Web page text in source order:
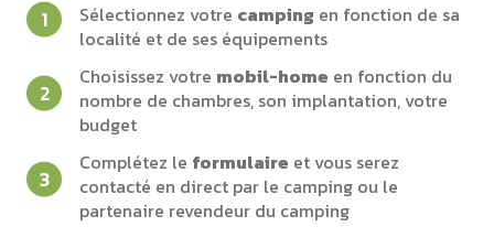
Sélectionnez votre camping en fonction de sa
localité et de ses équipements
Choisissez votre mobil-home en fonction du
nombre de chambres, son implantation, votre
budget
Complétez le formulaire et vous serez
contacté en direct par le camping ou le
partenaire revendeur du camping